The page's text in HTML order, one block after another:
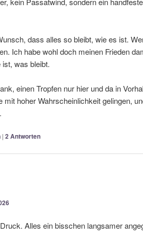
dass alles so bleibt, wie es ist.
Ich habe wohl doch meinen Frieden
was bleibt.
einen Tropfen nur hier und da in
mit hoher Wahrscheinlichkeit gelingen,
| 2Antworten
Alles ein bisschen langsamer